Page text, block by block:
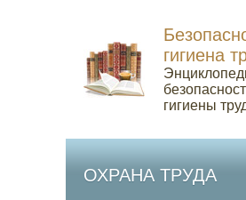
гигиена
гигиены
ОХРАНА ТРУДА